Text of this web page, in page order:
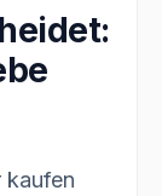
kaufen